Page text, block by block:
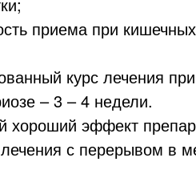
приема при
курс лечения
– 3 – 4 недели.
хороший эффект
с перерывом в